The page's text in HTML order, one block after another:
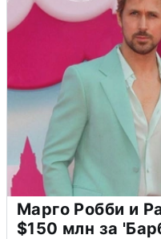
Марго Робби и
$150 млн за